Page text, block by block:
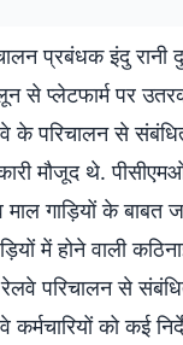
प्रबंधक इंदु रानी
से प्लेटफार्म पर
परिचालन से संबंधित
मौजूद थे.
माल गाड़ियों के
में होने वाली
परिचालन से
को कई